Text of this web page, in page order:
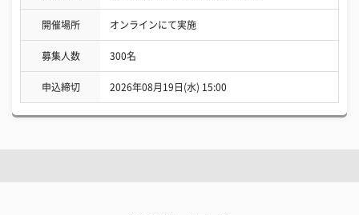
開催場所 オンラインにて実施
募集人数 300名
申込締切 2026年08月19日(水) 15:00